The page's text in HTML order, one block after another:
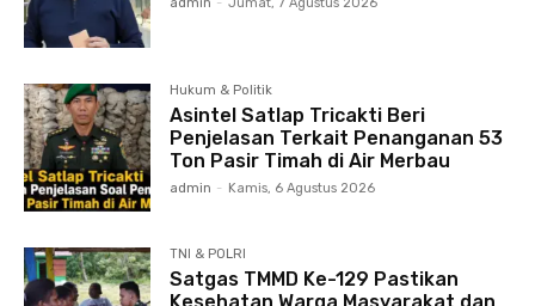
admin - Jumat, 7 Agustus 2026
Hukum & Politik
Asintel Satlap Tricakti Beri
Penjelasan Terkait Penanganan 53
Ton Pasir Timah di Air Merbau
admin - Kamis, 6 Agustus 2026
TNI & POLRI
Satgas TMMD Ke-129 Pastikan
Kesehatan Warga Masyarakat dan